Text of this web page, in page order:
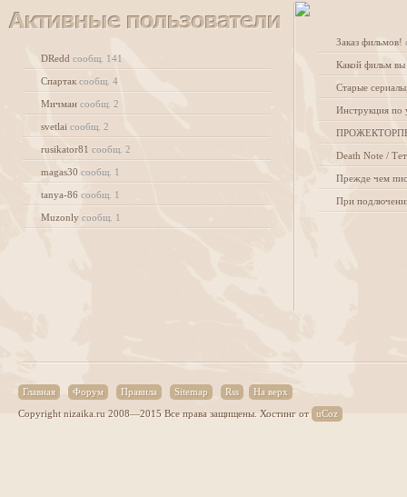
DRedd сообщ. 141
Спартак сообщ. 4
Мичман сообщ. 2
svetlai сообщ. 2
rusikator81 сообщ. 2
magas30 сообщ. 1
tanya-86 сообщ. 1
Muzonly сообщ. 1
Заказ фильмов!
Какой фильм
Инструкция по
Death Note /
Главная Форум Правила Sitemap Rss На верх
Copyright nizaika.ru 2008—2015 Все права защищены. Хостинг от uCoz